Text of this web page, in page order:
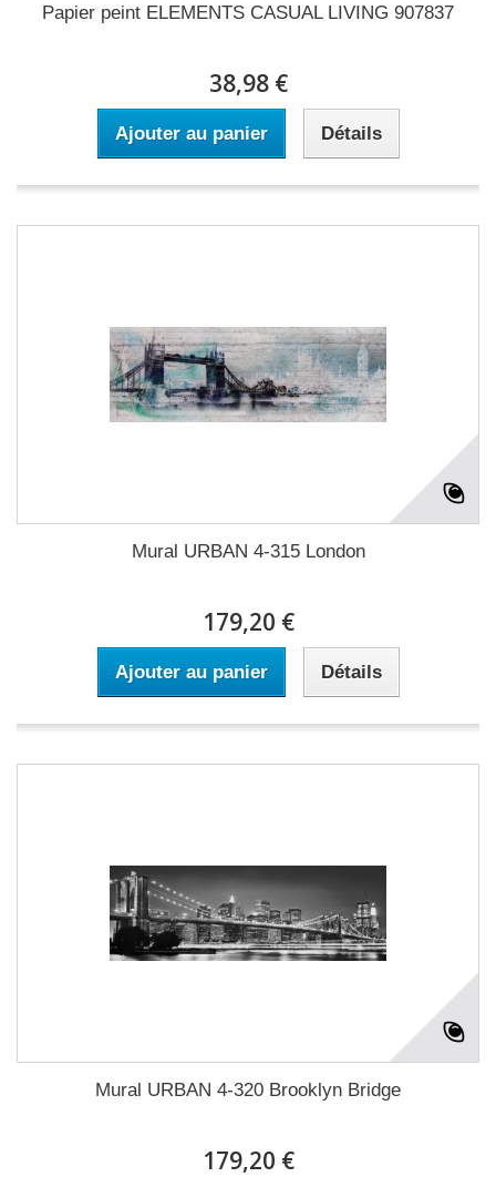
Papier peint ELEMENTS CASUAL LIVING 907837
38,98 €
Ajouter au panier Détails
Mural URBAN 4-315 London
179,20 €
Ajouter au panier Détails
Mural URBAN 4-320 Brooklyn Bridge
179,20 €